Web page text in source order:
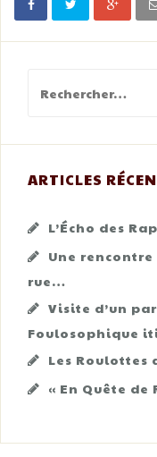
ARTICLES
L’Écho des
Une rencontre
rue…
Visite d’un
Foulosophique
Les Roulottes
« En Quête de